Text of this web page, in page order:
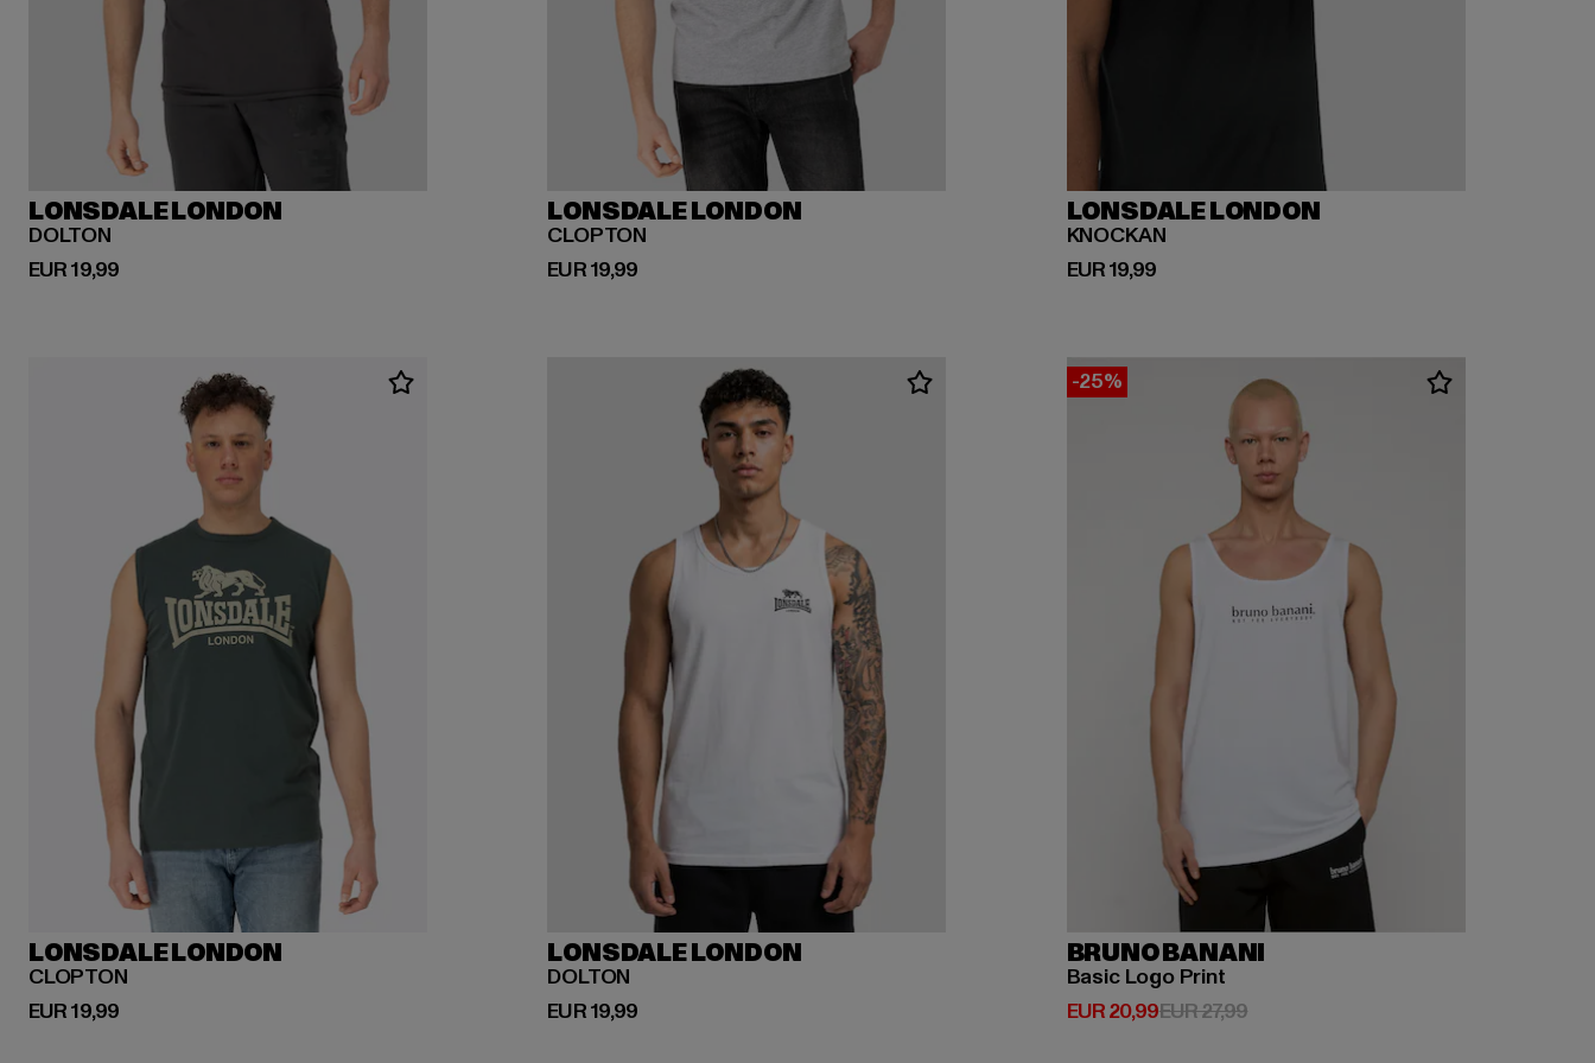
LONSDALE LONDON
DOLTON
EUR 19,99
Huidige prijs: EUR 19,99
LONSDALE LONDON
CLOPTON
EUR 19,99
Huidige prijs: EUR 19,99
LONSDALE LONDON
KNOCKAN
EUR 19,99
Huidige prijs: EUR 19,99
LONSDALE LONDON
CLOPTON
EUR 19,99
Huidige prijs: EUR 19,99
LONSDALE LONDON
DOLTON
EUR 19,99
Huidige prijs: EUR 19,99
-25%
BRUNO BANANI
Basic Logo Print
EUR 20,99
Huidige prijs: EUR 20,99
EUR 27,99Actieprijs: EUR 27,99